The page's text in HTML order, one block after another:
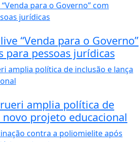
“Venda para o Governo”
para pessoas jurídicas
amplia política de
novo projeto educacional